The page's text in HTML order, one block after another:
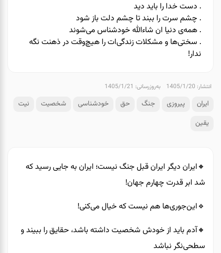
. دست خدا را باید دید
. چشم سرت را ببند تا چشم دلت باز شود
. همه‌ی دنیا ان شاءالله خودشناس می‌شوند
. سختی‌ها و مشکلات زندگی‌ات را هیچ‌وقت در ذهنت نگه
ندار!
انتشار: 1405/1/20 به‌روزرسانی: 1405/1/21
ایران پیروزی جنگ حق خودشناسی شخصیت
نیت
یقین
🔸️ایران دیگر ایران قبل جنگ نیست؛ ایران به جایی رسید که
شد ابر قدرت چهارم جهان!
🔹️این‌جوری‌ها هم نیست که خیال می‌کنی!
🔸️آدم باید از خودش شخصیت داشته باشد، حقایق را ببیند و
سطحی‌نگر نباشد